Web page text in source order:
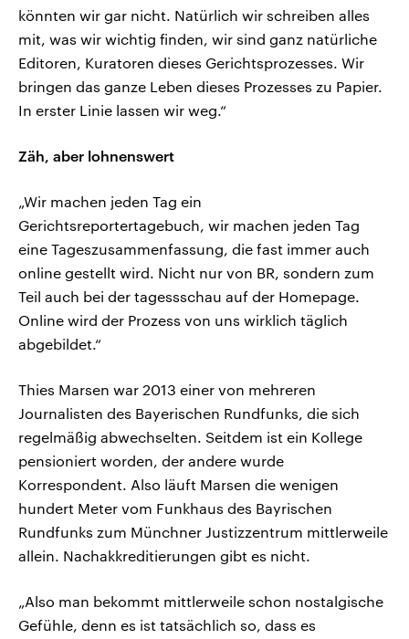
könnten wir gar nicht. Natürlich wir schreiben alles
mit, was wir wichtig finden, wir sind ganz natürliche
Editoren, Kuratoren dieses Gerichtsprozesses. Wir
bringen das ganze Leben dieses Prozesses zu Papier.
In erster Linie lassen wir weg.“
Zäh, aber lohnenswert
„Wir machen jeden Tag ein
Gerichtsreportertagebuch, wir machen jeden Tag
eine Tageszusammenfassung, die fast immer auch
online gestellt wird. Nicht nur von BR, sondern zum
Teil auch bei der tagessschau auf der Homepage.
Online wird der Prozess von uns wirklich täglich
abgebildet.“
Thies Marsen war 2013 einer von mehreren
Journalisten des Bayerischen Rundfunks, die sich
regelmäßig abwechselten. Seitdem ist ein Kollege
pensioniert worden, der andere wurde
Korrespondent. Also läuft Marsen die wenigen
hundert Meter vom Funkhaus des Bayrischen
Rundfunks zum Münchner Justizzentrum mittlerweile
allein. Nachakkreditierungen gibt es nicht.
„Also man bekommt mittlerweile schon nostalgische
Gefühle, denn es ist tatsächlich so, dass es